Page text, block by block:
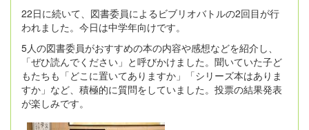
22日に続いて、図書委員によるビブリオバトルの2回目が行
われました。今日は中学年向けです。
5人の図書委員がおすすめの本の内容や感想などを紹介し、
「ぜひ読んでください」と呼びかけました。聞いていた子ど
もたちも「どこに置いてありますか」「シリーズ本はありま
すか」など、積極的に質問をしていました。投票の結果発表
が楽しみです。